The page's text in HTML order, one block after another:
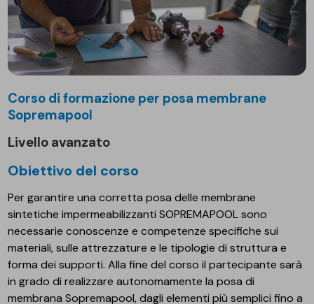
Corso di formazione per posa membrane
Sopremapool
Livello avanzato
Obiettivo del corso
Per garantire una corretta posa delle membrane
sintetiche impermeabilizzanti SOPREMAPOOL sono
necessarie conoscenze e competenze specifiche sui
materiali, sulle attrezzature e le tipologie di struttura e
forma dei supporti. Alla fine del corso il partecipante sarà
in grado di realizzare autonomamente la posa di
membrana Sopremapool, dagli elementi più semplici fino a